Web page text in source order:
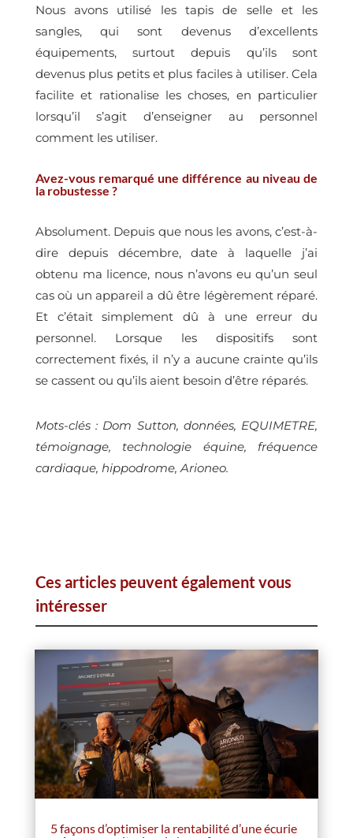
Nous avons utilisé les tapis de selle et les
sangles, qui sont devenus d’excellents
équipements, surtout depuis qu’ils sont
devenus plus petits et plus faciles à utiliser. Cela
facilite et rationalise les choses, en particulier
lorsqu’il s’agit d’enseigner au personnel
comment les utiliser.
Avez-vous remarqué une différence au niveau de
la robustesse ?
Absolument. Depuis que nous les avons, c’est-à-
dire depuis décembre, date à laquelle j’ai
obtenu ma licence, nous n’avons eu qu’un seul
cas où un appareil a dû être légèrement réparé.
Et c’était simplement dû à une erreur du
personnel. Lorsque les dispositifs sont
correctement fixés, il n’y a aucune crainte qu’ils
se cassent ou qu’ils aient besoin d’être réparés.
Mots-clés : Dom Sutton, données, EQUIMETRE,
témoignage, technologie équine, fréquence
cardiaque, hippodrome, Arioneo.
Ces articles peuvent également vous
intéresser
5 façons d’optimiser la rentabilité d’une écurie